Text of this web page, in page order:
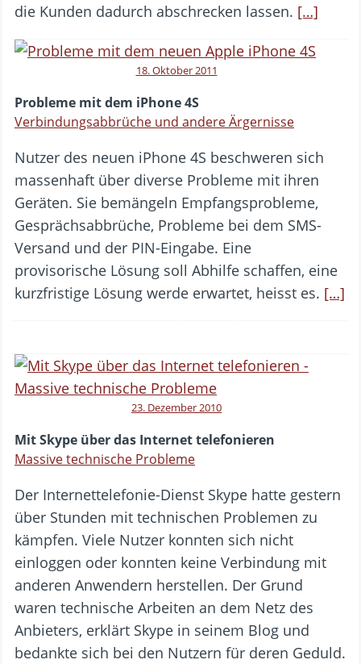
die Kunden dadurch abschrecken lassen. […]
18. Oktober 2011
Probleme mit dem iPhone 4S
Verbindungsabbrüche und andere Ärgernisse
Nutzer des neuen iPhone 4S beschweren sich
massenhaft über diverse Probleme mit ihren
Geräten. Sie bemängeln Empfangsprobleme,
Gesprächsabbrüche, Probleme bei dem SMS-
Versand und der PIN-Eingabe. Eine
provisorische Lösung soll Abhilfe schaffen, eine
kurzfristige Lösung werde erwartet, heisst es. […]
23. Dezember 2010
Mit Skype über das Internet telefonieren
Massive technische Probleme
Der Internettelefonie-Dienst Skype hatte gestern
über Stunden mit technischen Problemen zu
kämpfen. Viele Nutzer konnten sich nicht
einloggen oder konnten keine Verbindung mit
anderen Anwendern herstellen. Der Grund
waren technische Arbeiten an dem Netz des
Anbieters, erklärt Skype in seinem Blog und
bedankte sich bei den Nutzern für deren Geduld.